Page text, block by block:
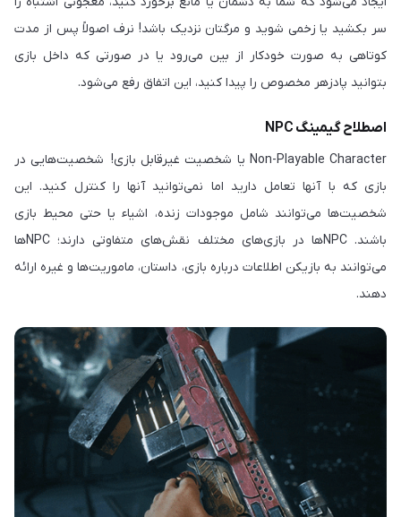
سر بکشید یا زخمی شوید و مرگتان نزدیک باشد! نرف اصولاً پس از مدت
کوتاهی به صورت خودکار از بین می‌رود یا در صورتی که داخل بازی
بتوانید پادزهر مخصوص را پیدا کنید، این اتفاق رفع می‌شود.
اصطلاح گیمینگ NPC
Non-Playable Character یا شخصیت غیرقابل بازی! شخصیت‌هایی در
بازی که با آنها تعامل دارید اما نمی‌توانید آنها را کنترل کنید. این
شخصیت‌ها می‌توانند شامل موجودات زنده، اشیاء یا حتی محیط بازی
باشند. NPCها در بازی‌های مختلف نقش‌های متفاوتی دارند؛ NPCها
می‌توانند به بازیکن اطلاعات درباره بازی، داستان، ماموریت‌ها و غیره ارائه
دهند.